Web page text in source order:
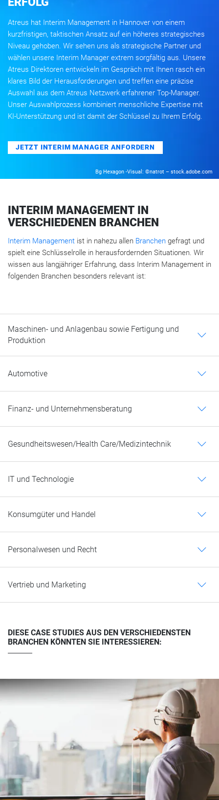
Bg Hexagon -Visual: ©natrot – stock.adobe.com
Atreus hat Interim Management in Hannover von einem
kurzfristigen, taktischen Ansatz auf ein höheres strategisches
Niveau gehoben. Wir sehen uns als strategische Partner und
wählen unsere Interim Manager extrem sorgfältig aus. Unsere
Atreus Direktoren entwickeln im Gespräch mit Ihnen rasch ein
klares Bild der Herausforderungen und treffen eine präzise
Auswahl aus dem Atreus Netzwerk erfahrener Top-Manager.
Unser Auswahlprozess kombiniert menschliche Expertise mit
KI-Unterstützung und ist damit der Schlüssel zu Ihrem Erfolg.
JETZT INTERIM MANAGER ANFORDERN
INTERIM MANAGEMENT IN
VERSCHIEDENEN BRANCHEN
Interim Management ist in nahezu allen Branchen gefragt und
spielt eine Schlüsselrolle in herausfordernden Situationen. Wir
wissen aus langjähriger Erfahrung, dass Interim Management in
folgenden Branchen besonders relevant ist:
Maschinen- und Anlagenbau sowie Fertigung und
Produktion
c
Automotive c
Finanz- und Unternehmensberatung c
Gesundheitswesen/Health Care/Medizintechnik c
IT und Technologie c
Konsumgüter und Handel c
Personalwesen und Recht c
Vertrieb und Marketing c
DIESE CASE STUDIES AUS DEN VERSCHIEDENSTEN
BRANCHEN KÖNNTEN SIE INTERESSIEREN: